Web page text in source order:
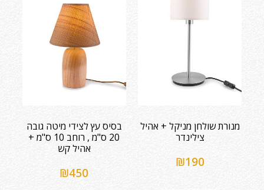
מנורת שולחן מניקל + אהיל
צילינדר
₪190
בסיס עץ לצידי מיטה גובה
20 ס"מ , רוחב 10 ס"מ +
אהיל קש
₪450